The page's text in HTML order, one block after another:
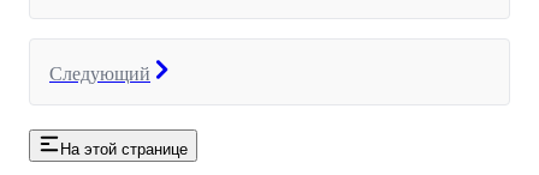
Следующий
На этой странице